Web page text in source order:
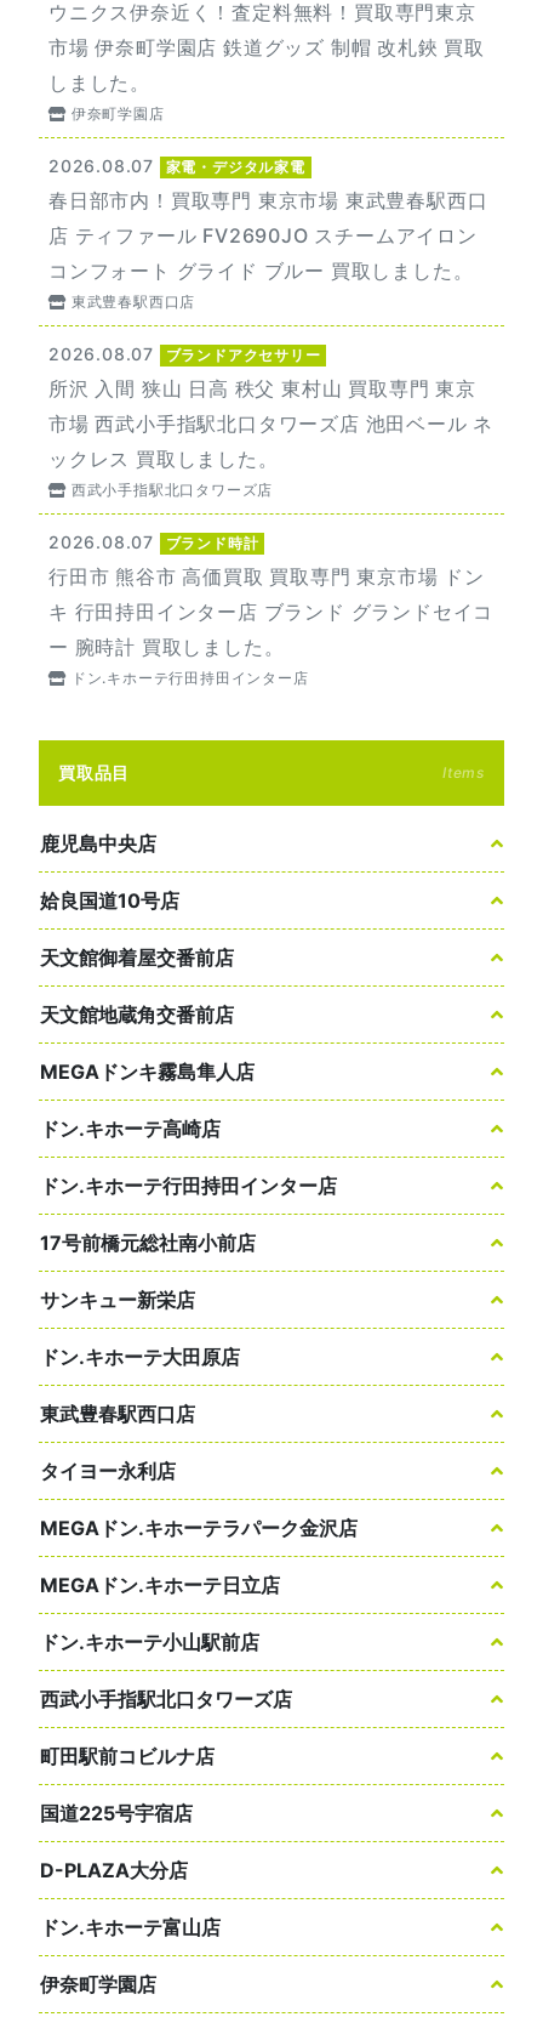
ウニクス伊奈近く！査定料無料！買取専門東京
市場 伊奈町学園店 鉄道グッズ 制帽 改札鋏 買取
しました。
伊奈町学園店
2026.08.07 家電・デジタル家電
春日部市内！買取専門 東京市場 東武豊春駅西口
店 ティファール FV2690JO スチームアイロン
コンフォート グライド ブルー 買取しました。
東武豊春駅西口店
2026.08.07 ブランドアクセサリー
所沢 入間 狭山 日高 秩父 東村山 買取専門 東京
市場 西武小手指駅北口タワーズ店 池田ベール ネ
ックレス 買取しました。
西武小手指駅北口タワーズ店
2026.08.07 ブランド時計
行田市 熊谷市 高価買取 買取専門 東京市場 ドン
キ 行田持田インター店 ブランド グランドセイコ
ー 腕時計 買取しました。
ドン.キホーテ行田持田インター店
買取品目 Items
鹿児島中央店
姶良国道10号店
天文館御着屋交番前店
天文館地蔵角交番前店
MEGAドンキ霧島隼人店
ドン.キホーテ高崎店
ドン.キホーテ行田持田インター店
17号前橋元総社南小前店
サンキュー新栄店
ドン.キホーテ大田原店
東武豊春駅西口店
タイヨー永利店
MEGAドン.キホーテラパーク金沢店
MEGAドン.キホーテ日立店
ドン.キホーテ小山駅前店
西武小手指駅北口タワーズ店
町田駅前コビルナ店
国道225号宇宿店
D-PLAZA大分店
ドン.キホーテ富山店
伊奈町学園店